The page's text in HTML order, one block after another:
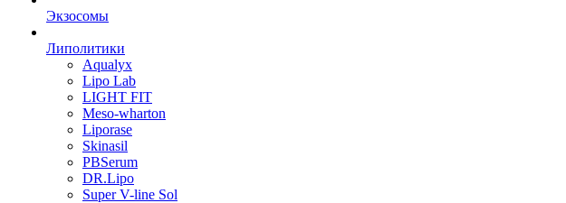
Экзосомы
Липолитики
Aqualyx
Lipo Lab
LIGHT FIT
Meso-wharton
Liporase
Skinasil
PBSerum
DR.Lipo
Super V-line Sol